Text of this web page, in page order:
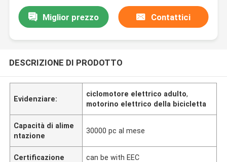
Miglior prezzo Contattici
DESCRIZIONE DI PRODOTTO
Evidenziare:
ciclomotore elettrico adulto,
motorino elettrico della bicicletta
Capacità di alime
ntazione
30000 pc al mese
Certificazione can be with EEC